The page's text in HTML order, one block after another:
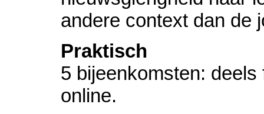
andere context dan de
Praktisch
5 bijeenkomsten:
online.